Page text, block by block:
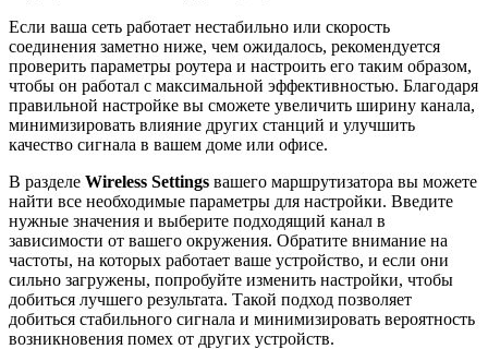
Если ваша сеть работает нестабильно или скорость
соединения заметно ниже, чем ожидалось, рекомендуется
проверить параметры роутера и настроить его таким образом,
чтобы он работал с максимальной эффективностью. Благодаря
правильной настройке вы сможете увеличить ширину канала,
минимизировать влияние других станций и улучшить
качество сигнала в вашем доме или офисе.
В разделе Wireless Settings вашего маршрутизатора вы можете
найти все необходимые параметры для настройки. Введите
нужные значения и выберите подходящий канал в
зависимости от вашего окружения. Обратите внимание на
частоты, на которых работает ваше устройство, и если они
сильно загружены, попробуйте изменить настройки, чтобы
добиться лучшего результата. Такой подход позволяет
добиться стабильного сигнала и минимизировать вероятность
возникновения помех от других устройств.